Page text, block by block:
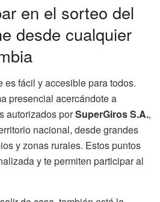
en el sorteo del
desde cualquier
fácil y accesible para todos.
presencial acercándote a
autorizados porSuperGiros S.A.,
nacional, desde grandes
y zonas rurales. Estos puntos
y te permiten participar al